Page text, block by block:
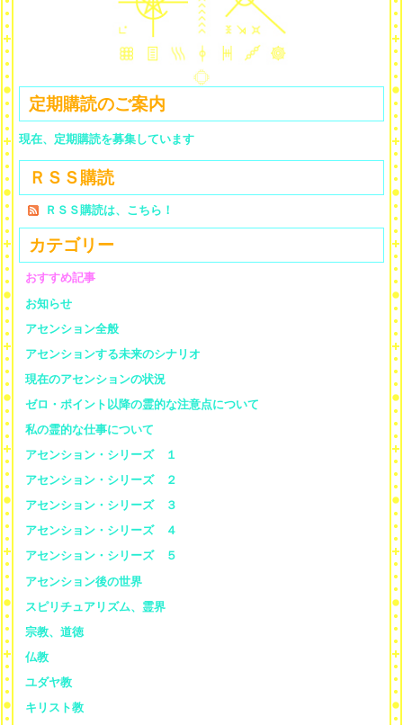
定期購読のご案内
現在、定期購読を募集しています
ＲＳＳ購読
ＲＳＳ購読は、こちら！
カテゴリー
おすすめ記事
お知らせ
アセンション全般
アセンションする未来のシナリオ
現在のアセンションの状況
ゼロ・ポイント以降の霊的な注意点について
私の霊的な仕事について
アセンション・シリーズ １
アセンション・シリーズ ２
アセンション・シリーズ ３
アセンション・シリーズ ４
アセンション・シリーズ ５
アセンション後の世界
スピリチュアリズム、霊界
宗教、道徳
仏教
ユダヤ教
キリスト教